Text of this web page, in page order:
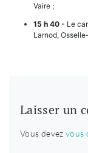
Vaire ;
15 h 40 - Le
Larnod,
Laisser un
Vous devez vous